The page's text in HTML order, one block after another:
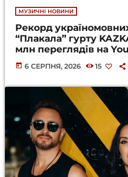
МУЗИЧНІ НОВИНИ
Рекорд
“Плакала” гурту
млн переглядів на
today 6 СЕРПНЯ, 2026 15